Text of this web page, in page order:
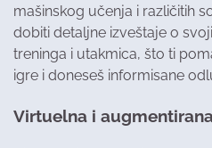
mašinskog učenja i različitih
dobiti detaljne izveštaje o
treninga i utakmica, što ti
igre i doneseš informisane
Virtuelna i